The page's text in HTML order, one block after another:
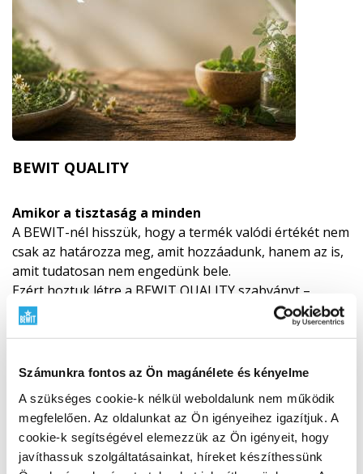
Számunkra fontos az Ön magánélete és kényelme
A szükséges cookie-k nélkül weboldalunk nem működik
megfelelően. Az oldalunkat az Ön igényeihez igazítjuk. A
cookie-k segítségével elemezzük az Ön igényeit, hogy
javíthassuk szolgáltatásainkat, híreket készíthessünk
BEWIT QUALITY
Amikor a tisztaság a minden
A BEWIT-nél hisszük, hogy a termék valódi értékét nem
csak az határozza meg, amit hozzáadunk, hanem az is,
amit tudatosan nem engedünk bele.
Ezért hoztuk létre a BEWIT QUALITY szabványt –
elkötelezettségünket, hogy ne használjunk szintetikus,
petrolkémiai eredetű adalékanyagokat, rejtett
stabilizátorokat vagy technológiai mankókat ott, ahol a
meg akarjuk őrizni.
Nem azért járunk ezen az úton, mert könnyű. Azért
járunk rajta, mert értelme van számunkra.
Ismerje meg a BEWIT QUALITY elvét"